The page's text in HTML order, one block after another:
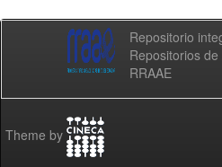
Repositorio
Repositorios
RRAAE
Theme by